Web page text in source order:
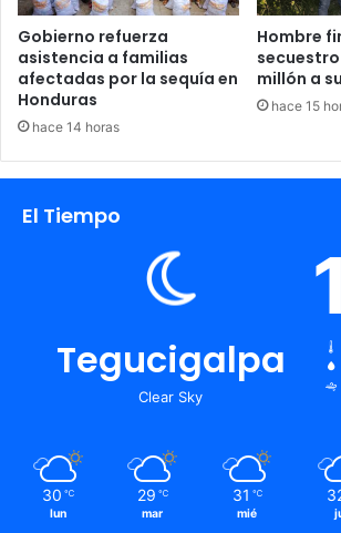
Gobierno refuerza
asistencia a familias
afectadas por la sequía en
Honduras
hace 14 horas
Hombre
secuestro
millón a
hace 15
El Tiempo
Tegucigalpa
Clear Sky
30 ℃
lun
29 ℃
mar
31 ℃
mié